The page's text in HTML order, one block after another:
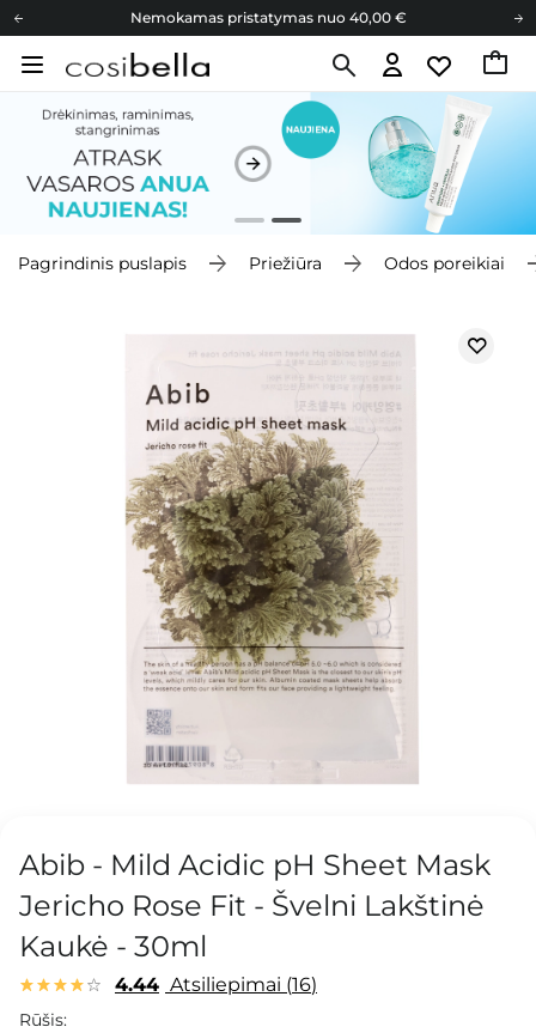
Nemokamas pristatymas nuo 40,00 €
Nemokamas pristatymas nuo 40,00 €
Dovanų Kortelės
Pagrindinis puslapis Priežiūra Odos poreikiai
Abib - Mild Acidic pH Sheet Mask
Jericho Rose Fit - Švelni Lakštinė
Kaukė - 30ml
4.44 Atsiliepimai 16
Rūšis: